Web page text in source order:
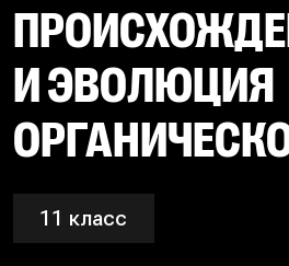
И ЭВОЛЮЦИЯ
11 класс